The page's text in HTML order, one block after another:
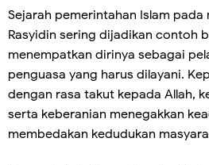
Sejarah pemerintahan Islam pada
Rasyidin sering dijadikan contoh
menempatkan dirinya sebagai
penguasa yang harus dilayani.
dengan rasa takut kepada Allah,
serta keberanian menegakkan
membedakan kedudukan